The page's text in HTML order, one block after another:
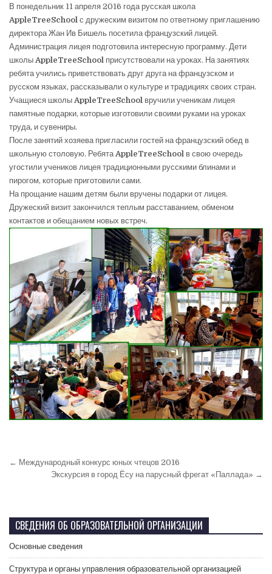
В понедельник 11 апреля 2016 года русская школа
AppleTreeSchool с дружеским визитом по ответному приглашению
директора Жан Ив Бишель посетила французский лицей.
Администрация лицея подготовила интересную программу. Дети
школы AppleTreeSchool присутствовали на уроках. На занятиях
ребята учились приветствовать друг друга на французском и
русском языках, рассказывали о культуре и традициях своих стран.
Учащиеся школы AppleTreeSchool вручили ученикам лицея
памятные подарки, которые изготовили своими руками на уроках
труда, и сувениры.
После занятий хозяева пригласили гостей на французский обед в
школьную столовую. Ребята AppleTreeSchool в свою очередь
угостили учеников лицея традиционными русскими блинами и
пирогом, которые приготовили сами.
На прощание нашим детям были вручены подарки от лицея.
Дружеский визит закончился теплым расставанием, обменом
контактов и обещанием новых встреч.
← Международный конкурс юных чтецов 2016
Экскурсия в город Ёсу на парусный фрегат «Паллада» →
СВЕДЕНИЯ ОБ ОБРАЗОВАТЕЛЬНОЙ ОРГАНИЗАЦИИ
Основные сведения
Структура и органы управления образовательной организацией